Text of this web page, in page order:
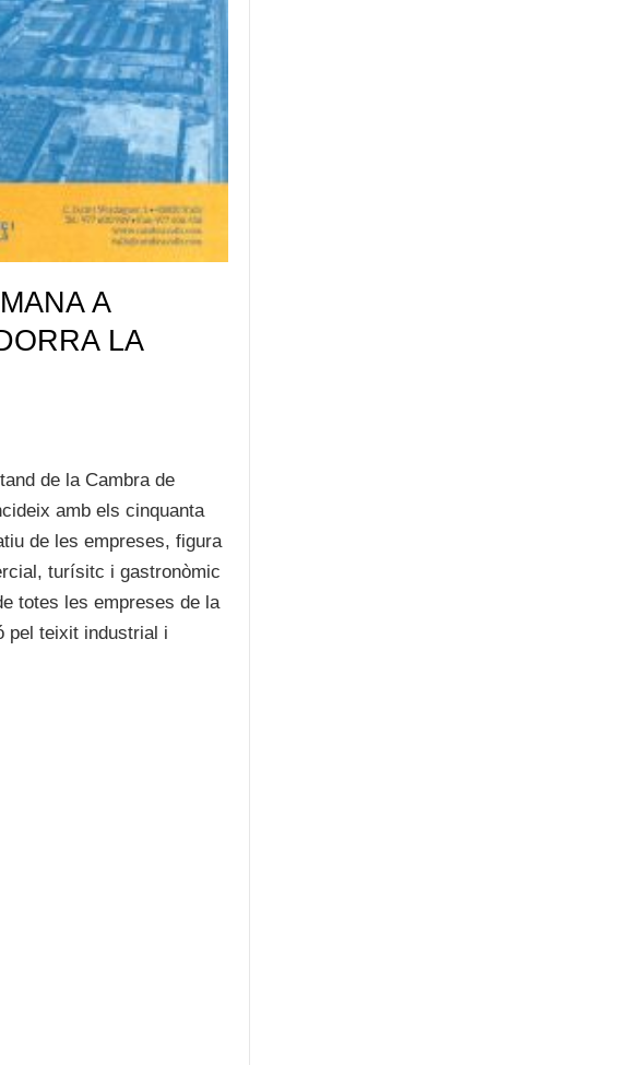
A
LA
de la Cambra de
amb els cinquanta
de les empreses, figura
turísitc i gastronòmic
totes les empreses de la
pel teixit industrial i